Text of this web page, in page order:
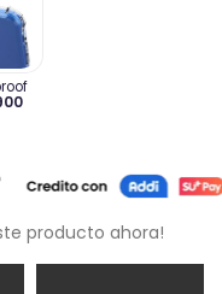
producto ahora!